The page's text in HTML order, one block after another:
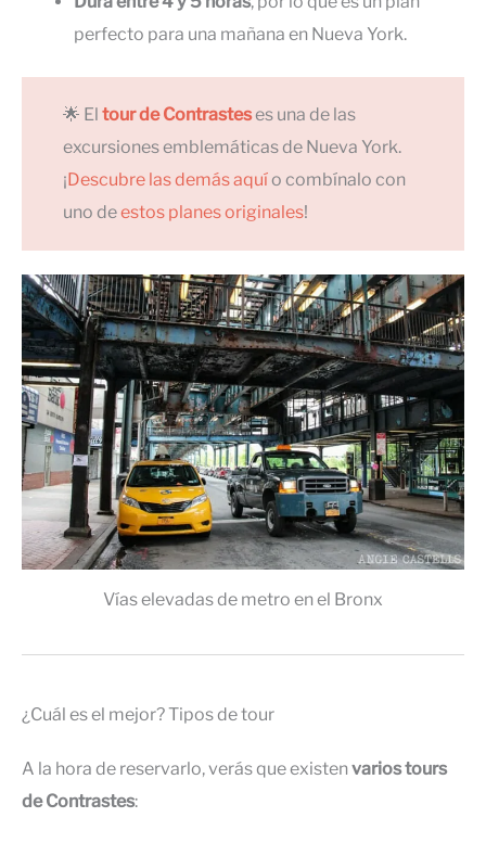
perfecto para una mañana en Nueva York.
🌟 El tour de Contrasteses una de las
excursiones emblemáticas de Nueva York.
¡Descubre las demás aquío combínalo con
uno deestos planes originales!
Vías elevadas de metro en el Bronx
¿Cuál es el mejor? Tipos de tour
A la hora de reservarlo, verás que existenvarios tours
de Contrastes: